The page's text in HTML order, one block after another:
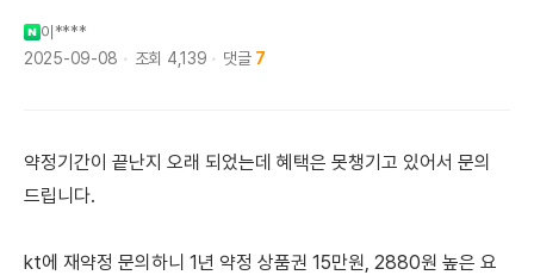
이****
2025-09-08
조회 4,139 댓글 7
약정기간이 끝난지 오래 되었는데 혜택은 못챙기고 있어서 문의
드립니다.
kt에 재약정 문의하니 1년 약정 상품권 15만원, 2880원 높은 요